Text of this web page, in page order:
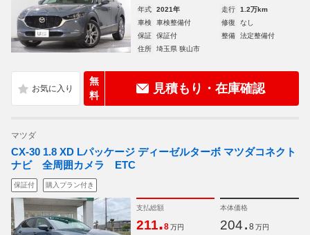
年式 2021年 走行
1.2万km
車検
車検整備付 修復
なし
保証
保証付 整備
法定整備付
住所
埼玉県 狭山市
無
料
見積もり・在庫確認
マツダ
CX-30 1.8 XD Lパッケージ ディーゼルターボ マツダコネクト
ナビ 全周囲カメラ ETC
保証付 購入プラン付き
支払総額
211.8 万円
本体価格
204. 8 万円